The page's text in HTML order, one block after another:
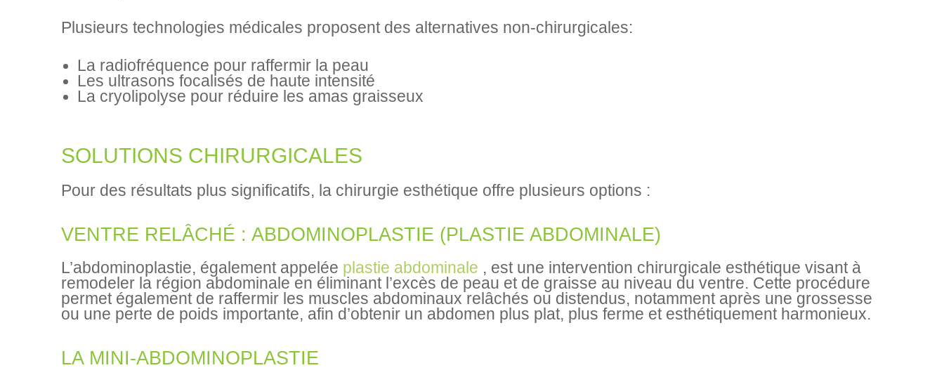
A PROPOS
SÉJOUR
CONTACT
DEMANDE DE
DEVIS
Plusieurs technologies médicales proposent des alternatives non-chirurgicales:
La radiofréquence pour raffermir la peau
Les ultrasons focalisés de haute intensité
La cryolipolyse pour réduire les amas graisseux
SOLUTIONS CHIRURGICALES
Pour des résultats plus significatifs, la chirurgie esthétique offre plusieurs options :
VENTRE RELÂCHÉ : ABDOMINOPLASTIE (PLASTIE ABDOMINALE)
L’abdominoplastie, également appelée plastie abdominale , est une intervention chirurgicale esthétique visant à
remodeler la région abdominale en éliminant l’excès de peau et de graisse au niveau du ventre. Cette procédure
permet également de raffermir les muscles abdominaux relâchés ou distendus, notamment après une grossesse
ou une perte de poids importante, afin d’obtenir un abdomen plus plat, plus ferme et esthétiquement harmonieux.
LA MINI-ABDOMINOPLASTIE